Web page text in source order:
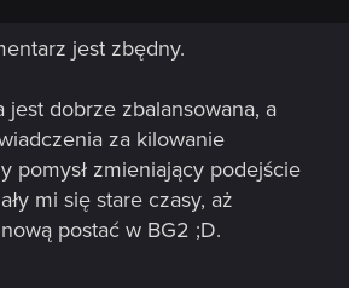
jest zbędny.
jest dobrze zbalansowana, a
za kilowanie
pomysł zmieniający podejście
mi się stare czasy, aż
postać w BG2 ;D.